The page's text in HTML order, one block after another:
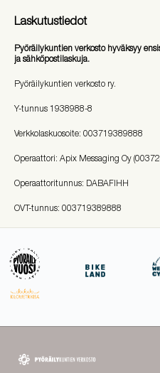
Laskutustiedot
Pyöräilykuntien verkosto hyväksyy
ja sähköpostilaskuja.
Pyöräilykuntien verkosto ry.
Y-tunnus 1938988-8
Verkkolaskuosoite: 003719389888
Operaattori: Apix Messaging Oy
Operaattoritunnus: DABAFIHH
OVT-tunnus: 003719389888